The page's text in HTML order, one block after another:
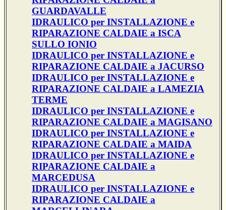
GUARDAVALLE
IDRAULICO per INSTALLAZIONE e
RIPARAZIONE CALDAIE a ISCA
SULLO IONIO
IDRAULICO per INSTALLAZIONE e
RIPARAZIONE CALDAIE a JACURSO
IDRAULICO per INSTALLAZIONE e
RIPARAZIONE CALDAIE a LAMEZIA
TERME
IDRAULICO per INSTALLAZIONE e
RIPARAZIONE CALDAIE a MAGISANO
IDRAULICO per INSTALLAZIONE e
RIPARAZIONE CALDAIE a MAIDA
IDRAULICO per INSTALLAZIONE e
RIPARAZIONE CALDAIE a
MARCEDUSA
IDRAULICO per INSTALLAZIONE e
RIPARAZIONE CALDAIE a